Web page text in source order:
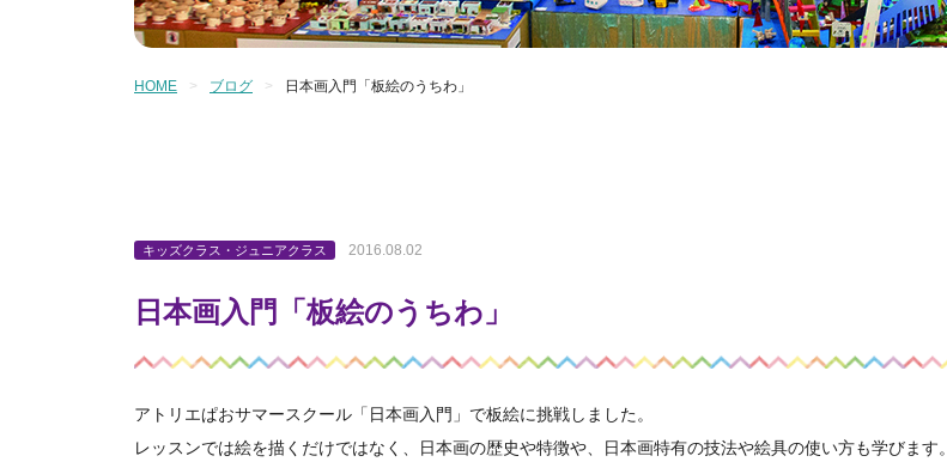
HOME ブログ 日本画入門「板絵のうちわ」
キッズクラス・ジュニアクラス 2016.08.02
日本画入門「板絵のうちわ」
アトリエぱおサマースクール「日本画入門」で板絵に挑戦しました。
レッスンでは絵を描くだけではなく、日本画の歴史や特徴や、日本画特有の技法や絵具の使い方も学びます。